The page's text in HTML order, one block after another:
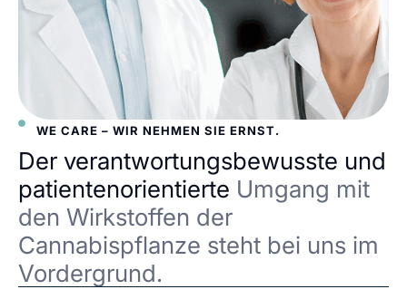
WE CARE – WIR NEHMEN SIE ERNST.
Der verantwortungsbewusste und
patientenorientierte Umgang mit
den Wirkstoffen der
Cannabispflanze steht bei uns im
Vordergrund.